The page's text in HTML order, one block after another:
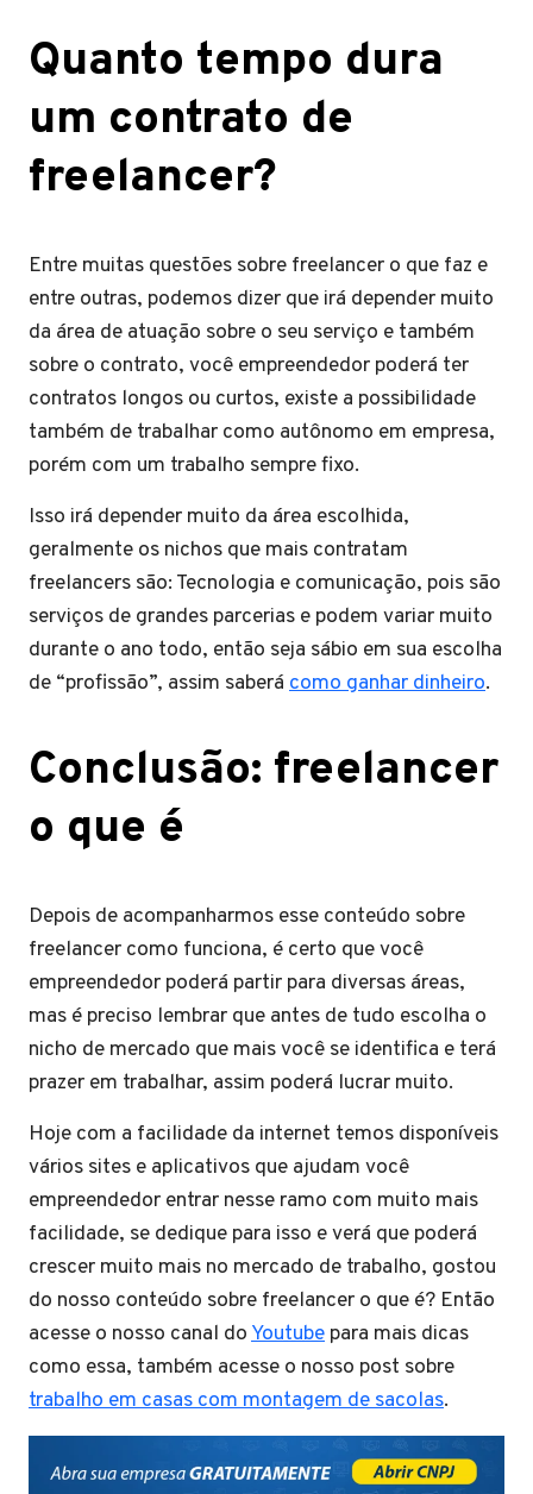
Quanto tempo dura
um contrato de
freelancer?
Entre muitas questões sobre freelancer o que faz e
entre outras, podemos dizer que irá depender muito
da área de atuação sobre o seu serviço e também
sobre o contrato, você empreendedor poderá ter
contratos longos ou curtos, existe a possibilidade
também de trabalhar como autônomo em empresa,
porém com um trabalho sempre fixo.
Isso irá depender muito da área escolhida,
geralmente os nichos que mais contratam
freelancers são: Tecnologia e comunicação, pois são
serviços de grandes parcerias e podem variar muito
durante o ano todo, então seja sábio em sua escolha
de “profissão”, assim saberá como ganhar dinheiro.
Conclusão: freelancer
o que é
Depois de acompanharmos esse conteúdo sobre
freelancer como funciona, é certo que você
empreendedor poderá partir para diversas áreas,
mas é preciso lembrar que antes de tudo escolha o
nicho de mercado que mais você se identifica e terá
prazer em trabalhar, assim poderá lucrar muito.
Hoje com a facilidade da internet temos disponíveis
vários sites e aplicativos que ajudam você
empreendedor entrar nesse ramo com muito mais
facilidade, se dedique para isso e verá que poderá
crescer muito mais no mercado de trabalho, gostou
do nosso conteúdo sobre freelancer o que é? Então
acesse o nosso canal doYoutube para mais dicas
como essa, também acesse o nosso post sobre
trabalho em casas com montagem de sacolas.